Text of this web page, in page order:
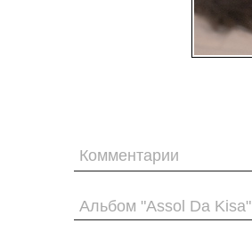
Комментарии
Альбом "Assol Da Kisa"